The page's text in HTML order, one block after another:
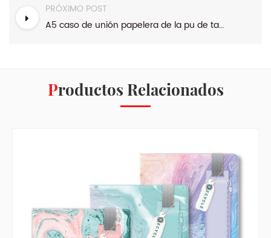
PRÓXIMO POST
A5 caso de unión papelera de la pu de tapa dura diario
Productos Relacionados